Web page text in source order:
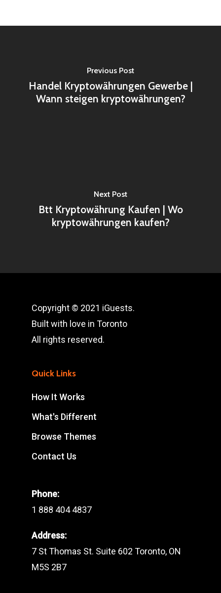
Previous Post
Handel Kryptowährungen Gewerbe |
Wann steigen kryptowährungen?
Next Post
Btt Kryptowährung Kaufen | Wo
kryptowährungen kaufen?
Copyright © 2021 iGuests.
Built with love in Toronto
All rights reserved.
Quick Links
How It Works
What's Different
Browse Themes
Contact Us
Phone:
1 888 404 4837
Address:
7 St Thomas St. Suite 602 Toronto, ON
M5S 2B7